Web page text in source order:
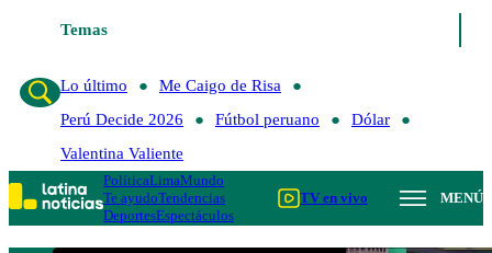
Temas
Lo último
Lo último
Me Caigo de Risa
Perú Decide 2026
Fútbol peruano
Dólar
Valentina Valiente
PolíticaLimaMundo
Te ayudoTendencias
DeportesEspectáculos
TV en vivo MENÚ